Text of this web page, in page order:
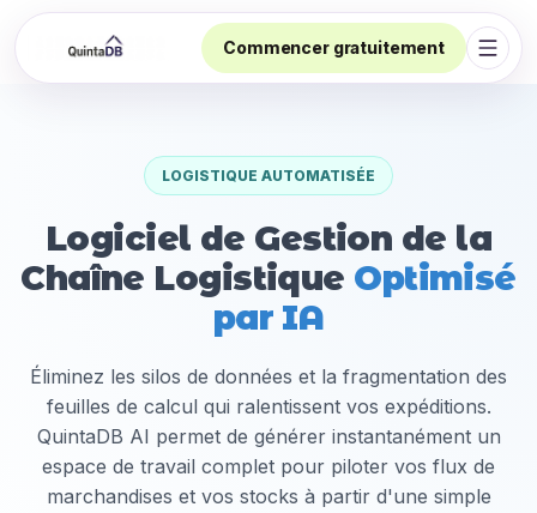
Commencer gratuitement
LOGISTIQUE AUTOMATISÉE
Logiciel de Gestion de la
Chaîne Logistique Optimisé
par IA
Éliminez les silos de données et la fragmentation des
feuilles de calcul qui ralentissent vos expéditions.
QuintaDB AI permet de générer instantanément un
espace de travail complet pour piloter vos flux de
marchandises et vos stocks à partir d'une simple